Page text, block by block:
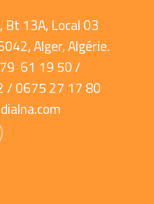
13A, Local 03
Alger, Algérie.
61 19 50 /
0675 27 17 80